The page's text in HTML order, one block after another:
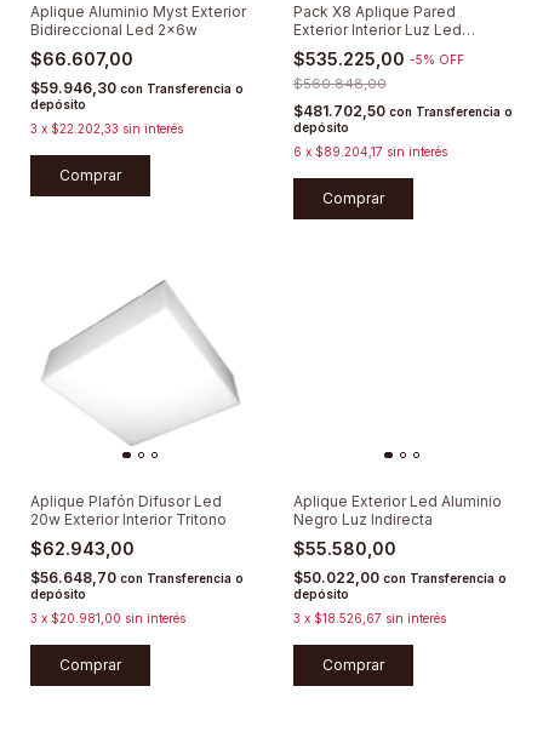
Aplique Aluminio Myst Exterior
Bidireccional Led 2x6w
$66.607,00
$59.946,30 con Transferencia o
depósito
3 x $22.202,33 sin interés
Comprar
Pack X8 Aplique Pared
Exterior Interior Luz Led
Escalera
$535.225,00 -5% OFF
$560.848,00
$481.702,50 con Transferencia o
depósito
6 x $89.204,17 sin interés
Aplique Plafón Difusor Led
20w Exterior Interior Tritono
$62.943,00
$56.648,70 con Transferencia o
depósito
3 x $20.981,00 sin interés
Aplique Exterior Led Aluminio
Negro Luz Indirecta
$55.580,00
$50.022,00 con Transferencia o
depósito
3 x $18.526,67 sin interés